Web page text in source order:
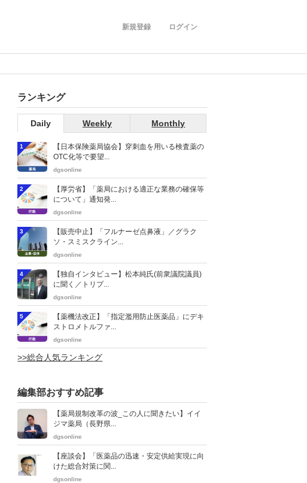
ログイン
新規登録
ランキング
Daily Weekly Monthly
1
【日本保険薬局協会】穿刺血を用いる検査薬の
OTC化等で要望...
dgsonline
2
【厚労省】「薬局における適正な業務の確保等
について」通知発...
dgsonline
3
【販売中止】「フルナーゼ点鼻液」／グラク
ソ・スミスクライン...
dgsonline
4
【独自インタビュー】松本純氏(前衆議院議員)
に聞く／トリプ...
dgsonline
5
【薬機法改正】「指定濫用防止医薬品」にデキ
ストロメトルファ...
dgsonline
>>総合人気ランキング
編集部おすすめ記事
【薬局規制改革の波_この人に聞きたい】イイ
ジマ薬局（長野県...
dgsonline
【座談会】「医薬品の迅速・安定供給実現に向
けた総合対策に関...
dgsonline